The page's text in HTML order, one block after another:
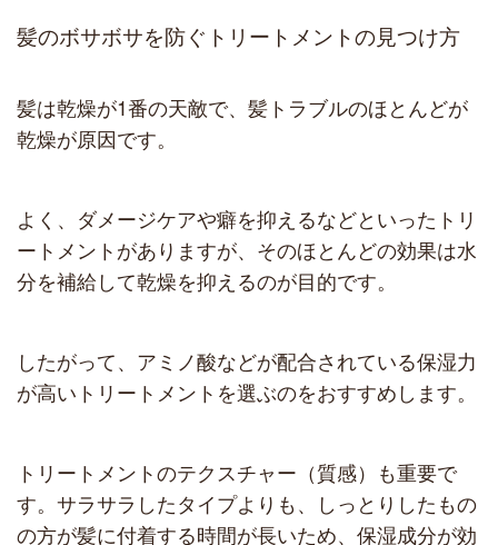
髪のボサボサを防ぐトリートメントの見つけ方
髪は乾燥が1番の天敵で、髪トラブルのほとんどが
乾燥が原因です。
よく、ダメージケアや癖を抑えるなどといったトリ
ートメントがありますが、そのほとんどの効果は水
分を補給して乾燥を抑えるのが目的です。
したがって、アミノ酸などが配合されている保湿力
が高いトリートメントを選ぶのをおすすめします。
トリートメントのテクスチャー（質感）も重要で
す。サラサラしたタイプよりも、しっとりしたもの
の方が髪に付着する時間が長いため、保湿成分が効